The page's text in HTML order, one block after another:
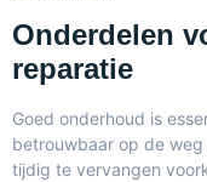
Onderdelen
reparatie
Goed onderhoud is
betrouwbaar op de
tijdig te vervangen